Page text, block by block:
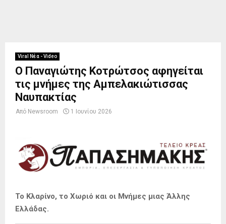
Viral Νέα - Video
Ο Παναγιώτης Κοτρώτσος αφηγείται
τις μνήμες της Αμπελακιώτισσας
Ναυπακτίας
Από Newsroom 1 Ιουνίου 2026
Το Κλαρίνο, το Χωριό και οι Μνήμες μιας Άλλης
Ελλάδας.